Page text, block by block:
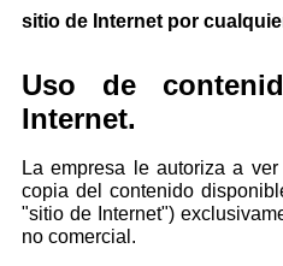
sitio de Internet por
Uso de
Internet.
La empresa le autoriza a
copia del contenido
"sitio de Internet")
no comercial.